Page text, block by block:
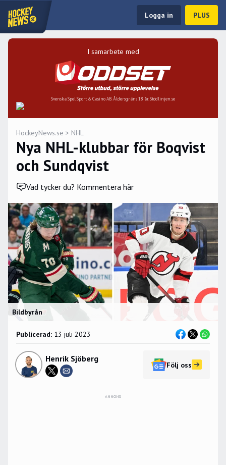
Logga in PLUS
I samarbete med
Svenska Spel Sport & Casino AB. Åldersgräns 18 år. Stödlinjen.se
HockeyNews.se > NHL
Nya NHL-klubbar för Boqvist
och Sundqvist
Vad tycker du? Kommentera här
Bildbyrån
Publicerad: 13 juli 2023
Henrik Sjöberg
Följ oss
ANNONS